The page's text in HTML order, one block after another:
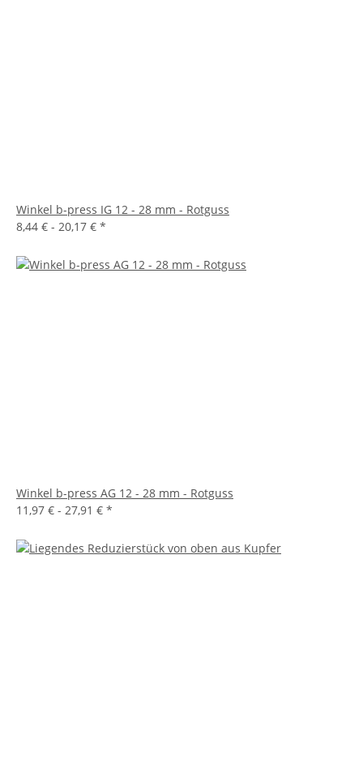
Winkel b-press IG 12 - 28 mm - Rotguss
8,44 € - 20,17 € *
Winkel b-press AG 12 - 28 mm - Rotguss
11,97 € - 27,91 € *